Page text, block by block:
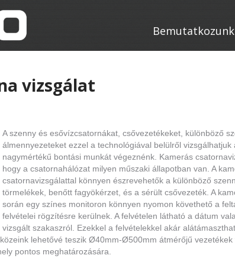
Bemutatkozunk
vizsgálat
A szenny és esővízcsatornákat, csővezetékeket, különböző
álmennyezeteket ezzel a technológiával belülről vizsgálhatjuk
nagymértékű bontási munkát végeznénk. Kamerás
hogy a csatornahálózat milyen műszaki állapotban van. A
csatornavizsgálattal könnyen észrevehetők a különböző
törmelékek, benőtt fagyökérzet, és a sérült csővezeték. A
során egy színes monitoron könnyen nyomon követhető a
felvételei rögzítésre kerülnek. A felvételen látható a dátum
vizsgált szakaszról. Ezekkel a felvételekkel akár
lehetővé teszik Ø40mm-Ø500mm átmérőjű vezetékek
pontos meghatározására.